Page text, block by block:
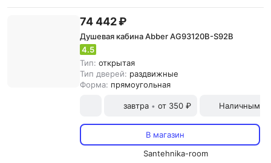
74 442 ₽
Душевая кабина Abber AG93120B-S92B
4.5
Тип: открытая
Тип дверей: раздвижные
Форма: прямоугольная
завтра • от 350 ₽ Наличными
В магазин
Santehnika-room